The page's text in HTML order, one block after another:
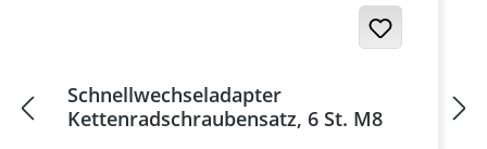
Germany! Den benötigten Kettenrad
Adapter findest Du weiter unten beim
Schnellwechseladapter
Kettenradschraubensatz, 6 St. M8